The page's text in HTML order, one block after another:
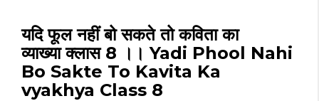
यदि फूल नहीं बो सकते तो कविता का
व्याख्या क्लास 8 ।। Yadi Phool Nahi
Bo Sakte To Kavita Ka
vyakhya Class 8